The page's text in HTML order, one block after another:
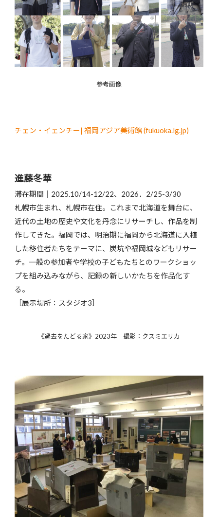
参考画像
チェン・イェンチー| 福岡アジア美術館 (fukuoka.lg.jp)
進藤冬華
滞在期間｜2025.10/14-12/22、2026．2/25-3/30
札幌市生まれ、札幌市在住。これまで北海道を舞台に、
近代の土地の歴史や文化を丹念にリサーチし、作品を制
作してきた。福岡では、明治期に福岡から北海道に入植
した移住者たちをテーマに、炭坑や福岡城などもリサー
チ。一般の参加者や学校の子どもたちとのワークショッ
プを組み込みながら、記録の新しいかたちを作品化す
る。
［展示場所：スタジオ3］
《過去をたどる家》2023年 撮影：クスミエリカ